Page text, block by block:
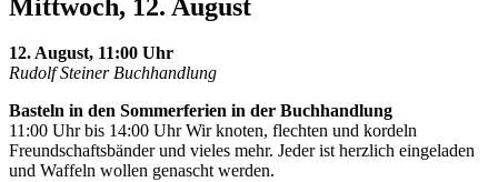
Mittwoch, 12. August
12. August, 11:00 Uhr
Rudolf Steiner Buchhandlung
Basteln in den Sommerferien in der Buchhandlung
11:00 Uhr bis 14:00 Uhr Wir knoten, flechten und kordeln
Freundschaftsbänder und vieles mehr. Jeder ist herzlich eingeladen
und Waffeln wollen genascht werden.